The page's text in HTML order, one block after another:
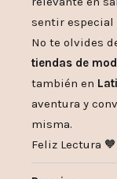
sentir especial
No te olvides
tiendas de
también en
aventura y
misma.
Feliz Lectura 🧡